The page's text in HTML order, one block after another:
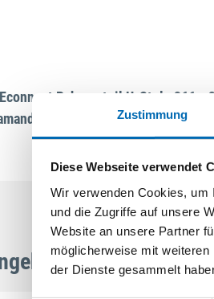
Zustimmung
Diese Webseite verwendet
Wir verwenden Cookies, um
und die Zugriffe auf unsere
Website an unsere Partner
möglicherweise mit
der Dienste gesammelt
Rahmenteil U-Stulp 366 x
bluEvolution 82